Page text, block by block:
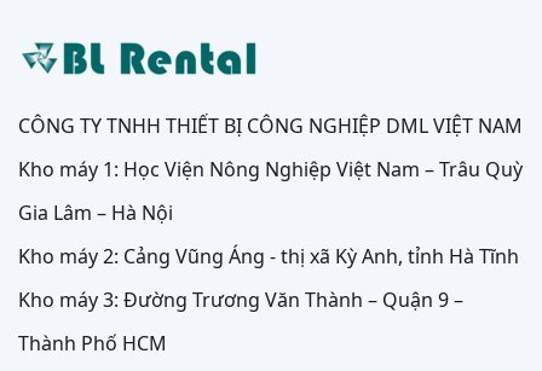
CÔNG TY TNHH THIẾT BỊ CÔNG NGHIỆP DML VIỆT NAM
Kho máy 1: Học Viện Nông Nghiệp Việt Nam – Trâu Quỳ
Gia Lâm – Hà Nội
Kho máy 2: Cảng Vũng Áng - thị xã Kỳ Anh, tỉnh Hà Tĩnh
Kho máy 3: Đường Trương Văn Thành – Quận 9 –
Thành Phố HCM